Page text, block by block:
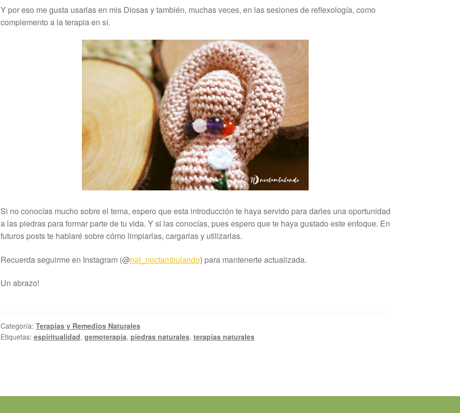
Y por eso me gusta usarlas en mis Diosas y también, muchas veces, en las sesiones de reflexología, como
complemento a la terapia en sí.
Si no conocías mucho sobre el tema, espero que esta introducción te haya servido para darles una oportunidad
a las piedras para formar parte de tu vida. Y si las conocías, pues espero que te haya gustado este enfoque. En
futuros posts te hablaré sobre cómo limpiarlas, cargarlas y utilizarlas.
Recuerda seguirme en Instagram (@nat_noctambulando) para mantenerte actualizada.
Un abrazo!
Categoría: Terapias y Remedios Naturales
Etiquetas: espiritualidad, gemoterapia, piedras naturales, terapias naturales